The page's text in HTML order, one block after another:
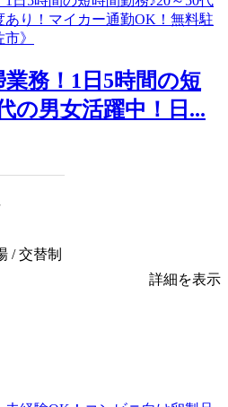
務！1日5時間の短
の男女活躍中！日...
/ 交替制
詳細を表示